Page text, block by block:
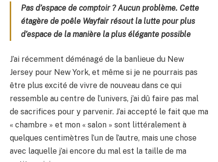
Pas d’espace de comptoir ? Aucun problème. Cette
étagère de poêle Wayfair résout la lutte pour plus
d’espace de la manière la plus élégante possible
J’ai récemment déménagé de la banlieue du New
Jersey pour New York, et même si je ne pourrais pas
être plus excité de vivre de nouveau dans ce qui
ressemble au centre de l’univers, j’ai dû faire pas mal
de sacrifices pour y parvenir. J’ai accepté le fait que ma
« chambre » et mon « salon » sont littéralement à
quelques centimètres l’un de l’autre, mais une chose
avec laquelle j’ai encore du mal est la taille de ma